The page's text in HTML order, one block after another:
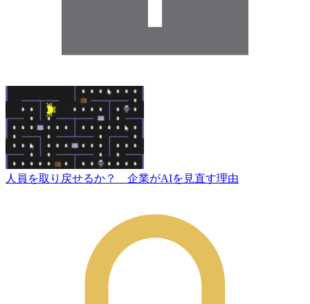
人員を取り戻せるか？ 企業がAIを見直す理由